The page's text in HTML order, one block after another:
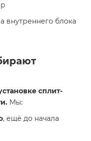
внутреннего блока
сплит-
Мы:
, ещё до начала